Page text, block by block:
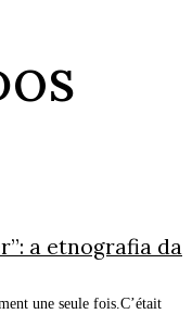
a etnografia da
une seule fois.C’était